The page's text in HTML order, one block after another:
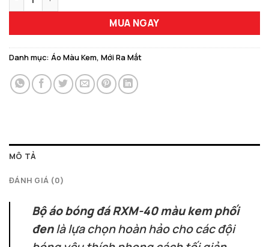
MUA NGAY
Danh mục: Áo Màu Kem, Mới Ra Mắt
MÔ TẢ
ĐÁNH GIÁ (0)
Bộ áo bóng đá RXM-40 màu kem phối
đenlà lựa chọn hoàn hảo cho các đội